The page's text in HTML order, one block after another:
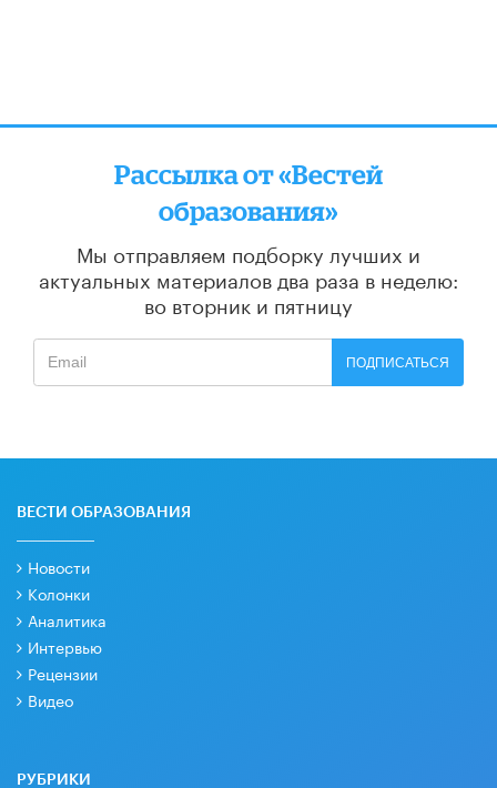
Рассылка от «Вестей
образования»
Мы отправляем подборку лучших и
актуальных материалов два раза в неделю:
во вторник и пятницу
ПОДПИСАТЬСЯ
ВЕСТИ ОБРАЗОВАНИЯ
Новости
Колонки
Аналитика
Интервью
Рецензии
Видео
РУБРИКИ